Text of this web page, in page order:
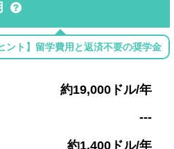
ント】留学費用と返済不要の奨学金
約19,000ドル/年
---
約1,400ドル/年